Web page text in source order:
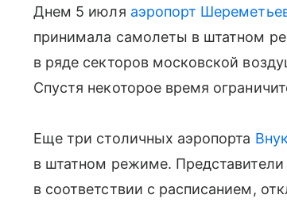
Днем 5 июля аэропорт
принимала самолеты в штатном
в ряде секторов московской
Спустя некоторое время
Еще три столичных аэропорта
в штатном режиме.
в соответствии с расписанием,